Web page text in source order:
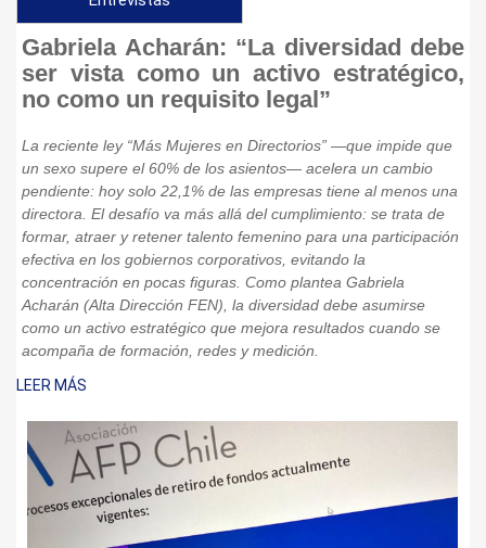
Gabriela Acharán: “La diversidad debe
ser vista como un activo estratégico,
no como un requisito legal”
La reciente ley “Más Mujeres en Directorios” —que impide que
un sexo supere el 60% de los asientos— acelera un cambio
pendiente: hoy solo 22,1% de las empresas tiene al menos una
directora. El desafío va más allá del cumplimiento: se trata de
formar, atraer y retener talento femenino para una participación
efectiva en los gobiernos corporativos, evitando la
concentración en pocas figuras. Como plantea Gabriela
Acharán (Alta Dirección FEN), la diversidad debe asumirse
como un activo estratégico que mejora resultados cuando se
acompaña de formación, redes y medición.
LEER MÁS